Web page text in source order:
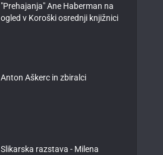
"Prehajanja" Ane Haberman na
ogled v Koroški osrednji knjižnici
Anton Aškerc in zbiralci
Slikarska razstava - Milena